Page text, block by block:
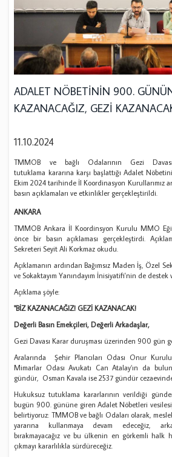
ADALET NÖBETİNİN 900.
KAZANACAĞIZ, GEZİ
11.10.2024
TMMOB ve bağlı Odalarının Gezi
tutuklama kararına karşı başlattığı Adalet
Ekim 2024 tarihinde İl Koordinasyon Kurullarımız
basın açıklamaları ve etkinlikler gerçekleştirildi.
ANKARA
TMMOB Ankara İl Koordinsyon Kurulu MMO
önce bir basın açıklaması gerçekleştirdi.
Sekreteri Seyit Ali Korkmaz okudu.
Açıklamanın ardından Bağımsız Maden İş, Özel
ve Sokaktayım Yanındayım İnisiyatifi'nin de destek
Açıklama şöyle:
"BİZ KAZANACAĞIZ! GEZİ KAZANACAK!
Değerli Basın Emekçileri, Değerli Arkadaşlar,
Gezi Davası Karar duruşması üzerinden 900 gün
Aralarında Şehir Plancıları Odası Onur
Mimarlar Odası Avukatı Can Atalay’ın da
gündür, Osman Kavala ise 2537 gündür
Hukuksuz tutuklama kararlarının verildiği
bugün 900. gününe giren Adalet Nöbetleri
belirtiyoruz: TMMOB ve bağlı Odaları olarak,
yararına kullanmaya devam edeceğiz,
bırakmayacağız ve bu ülkenin en görkemli halk
çıkmayı kararlılıkla sürdüreceğiz.